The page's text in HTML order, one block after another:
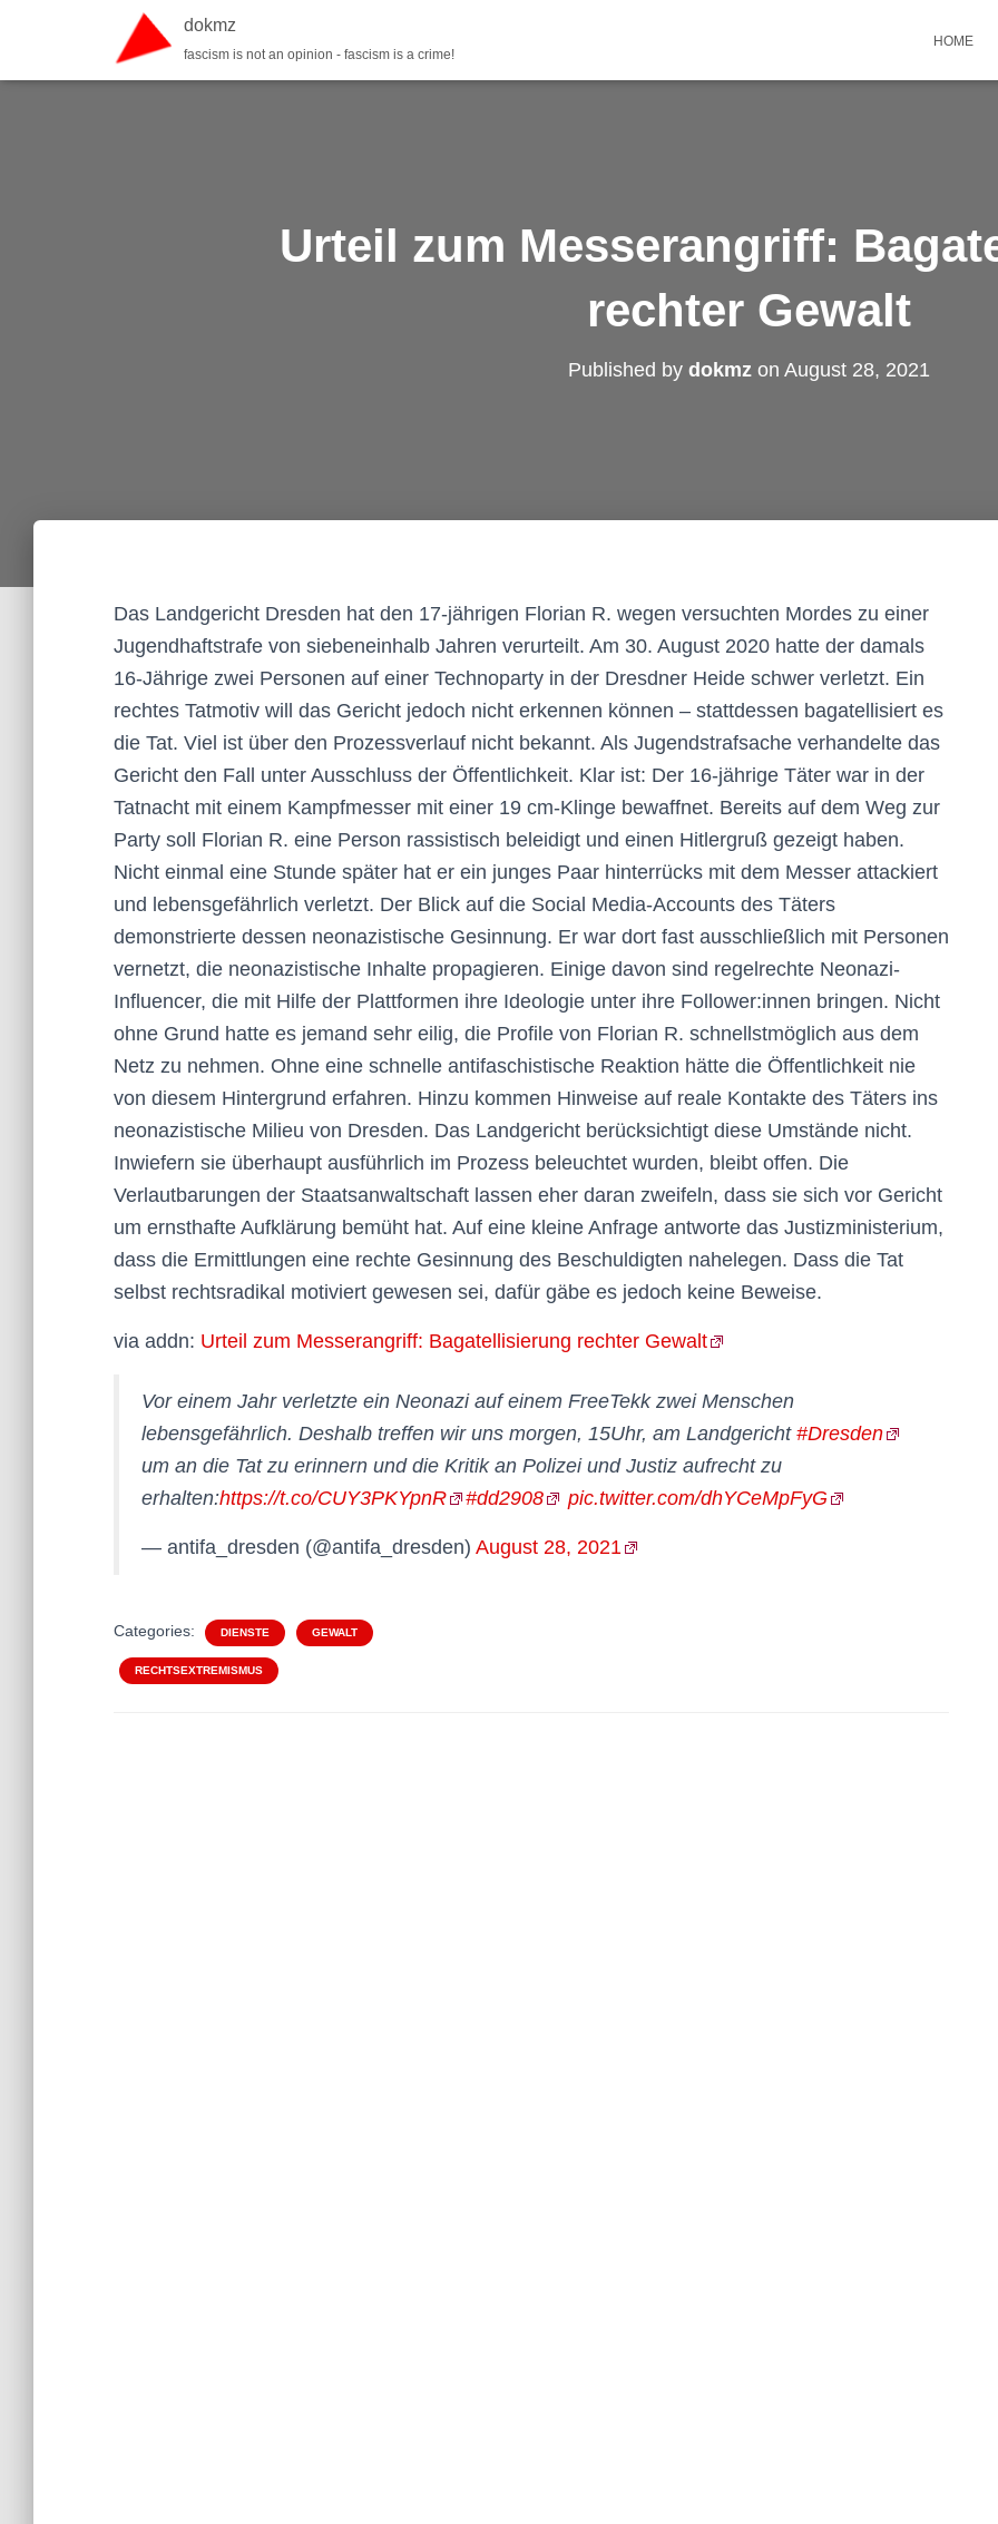
dokmz
fascism is not an opinion - fascism is a crime!
HOME
Urteil zum Messerangriff:
rechter Gewalt
Published by dokmzon August 28, 2021
Das Landgericht Dresden hat den 17-jährigen Florian R. wegen versuchten Mordes zu einer
Jugendhaftstrafe von siebeneinhalb Jahren verurteilt. Am 30. August 2020 hatte der damals
16-Jährige zwei Personen auf einer Technoparty in der Dresdner Heide schwer verletzt. Ein
rechtes Tatmotiv will das Gericht jedoch nicht erkennen können – stattdessen bagatellisiert es
die Tat. Viel ist über den Prozessverlauf nicht bekannt. Als Jugendstrafsache verhandelte das
Gericht den Fall unter Ausschluss der Öffentlichkeit. Klar ist: Der 16-jährige Täter war in der
Tatnacht mit einem Kampfmesser mit einer 19 cm-Klinge bewaffnet. Bereits auf dem Weg zur
Party soll Florian R. eine Person rassistisch beleidigt und einen Hitlergruß gezeigt haben.
Nicht einmal eine Stunde später hat er ein junges Paar hinterrücks mit dem Messer attackiert
und lebensgefährlich verletzt. Der Blick auf die Social Media-Accounts des Täters
demonstrierte dessen neonazistische Gesinnung. Er war dort fast ausschließlich mit Personen
vernetzt, die neonazistische Inhalte propagieren. Einige davon sind regelrechte Neonazi-
Influencer, die mit Hilfe der Plattformen ihre Ideologie unter ihre Follower:innen bringen. Nicht
ohne Grund hatte es jemand sehr eilig, die Profile von Florian R. schnellstmöglich aus dem
Netz zu nehmen. Ohne eine schnelle antifaschistische Reaktion hätte die Öffentlichkeit nie
von diesem Hintergrund erfahren. Hinzu kommen Hinweise auf reale Kontakte des Täters ins
neonazistische Milieu von Dresden. Das Landgericht berücksichtigt diese Umstände nicht.
Inwiefern sie überhaupt ausführlich im Prozess beleuchtet wurden, bleibt offen. Die
Verlautbarungen der Staatsanwaltschaft lassen eher daran zweifeln, dass sie sich vor Gericht
um ernsthafte Aufklärung bemüht hat. Auf eine kleine Anfrage antworte das Justizministerium,
dass die Ermittlungen eine rechte Gesinnung des Beschuldigten nahelegen. Dass die Tat
selbst rechtsradikal motiviert gewesen sei, dafür gäbe es jedoch keine Beweise.
via addn: Urteil zum Messerangriff: Bagatellisierung rechter Gewalt
Vor einem Jahr verletzte ein Neonazi auf einem FreeTekk zwei Menschen
lebensgefährlich. Deshalb treffen wir uns morgen, 15Uhr, am Landgericht #Dresden
um an die Tat zu erinnern und die Kritik an Polizei und Justiz aufrecht zu
erhalten:https://t.co/CUY3PKYpnR #dd2908 pic.twitter.com/dhYCeMpFyG
— antifa_dresden (@antifa_dresden) August 28, 2021
Categories: DIENSTE GEWALT
RECHTSEXTREMISMUS